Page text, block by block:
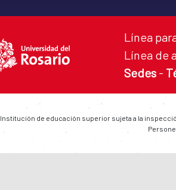
Línea
Línea de
Sedes -
Institución de educación superior sujeta a la